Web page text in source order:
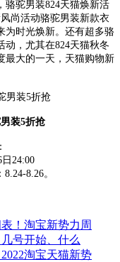
骆驼男装824天猫焕新活
尚活动骆驼男装新款衣
为时光焕新。还有超多骆
动，尤其在824天猫秋冬
最大的一天，天猫购物新
装5折抢
24:00
8.26。
！淘宝新势力周
号开始、什么
淘宝天猫新势